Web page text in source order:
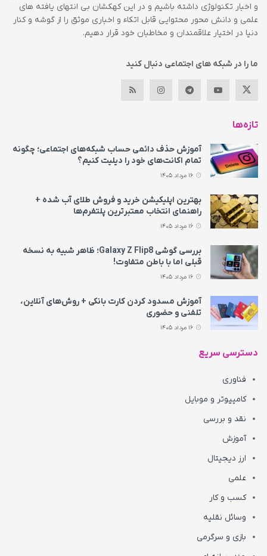
و اخبار تکنولوژی داشته باشیم و در این کهکشان بی انتهای یافته های
علمی و دانش محور محتوایی قابل اتکاء و اخباری موثق را از گوشه و کنار
دنیا در اختیار علاقمندان و مخاطبان خود قرار دهیم.
ما را در شبکه های اجتماعی دنبال کنید
تازه‌ها
آموزش حذف دائمی حساب شبکه‌های اجتماعی؛ چگونه
تمام اکانت‌های خود را دیلیت کنیم؟
بهترین اپلیکیشن خرید و فروش طلای آب شده +
راهنمای انتخاب معتبرترین پلتفرم‌ها
بررسی گوشی Galaxy Z Flip8؛ ظاهر شبیه به نسخه
قبلی اما با باطن متفاوت!
آموزش مسدود کردن کارت بانکی + روش‌های آنلاین،
تلفنی و حضوری
دسترسی سریع
فناوری
کامپیوتر و موبایل
نقد و بررسی
آموزش
ارز دیجیتال
علمی
کسب و کار
وسائل نقلیه
بازی و سرگرمی